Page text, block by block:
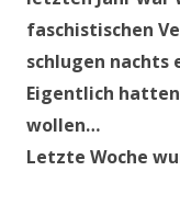
faschistischen
schlugen
Eigentlich
wollen…
Letzte Woche